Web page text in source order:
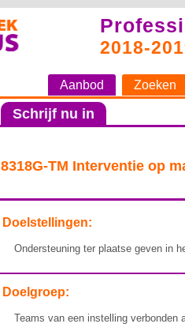
2018-
Aanbod Zoeken
Schrijf nu in
8318G-TM Interventie op
Doelstellingen:
Ondersteuning ter plaatse geven in
Doelgroep:
Teams van een instelling verbonden